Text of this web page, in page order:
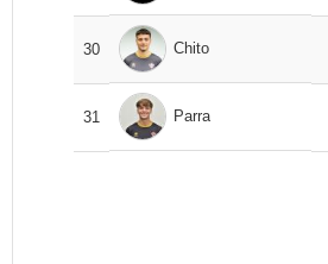
30 Chito
31 Parra